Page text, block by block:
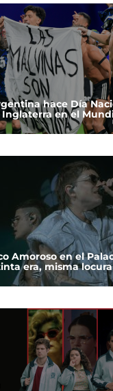
hace Día
en el
Amoroso en el
era, misma locura